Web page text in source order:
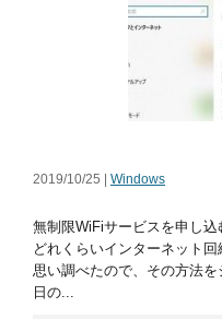
2019/10/25 | Windows
無制限WiFiサービスを申し込
どれくらいインターネット
思い調べたので、その方法
日の...